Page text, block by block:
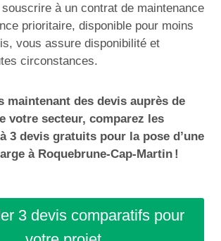
à un contrat de maintenance
prioritaire, disponible pour moins
vous assure disponibilité et
circonstances.
maintenant des devis auprès de
votre secteur, comparez les
3 devis gratuits pour la pose d’une
à Roquebrune-Cap-Martin !
3 devis comparatifs pour